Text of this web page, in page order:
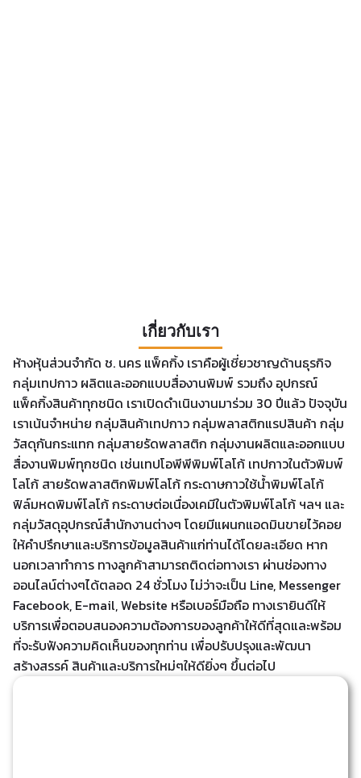
เกี่ยวกับเรา
ห้างหุ้นส่วนจำกัด ช. นคร แพ็คกิ้ง เราคือผู้เชี่ยวชาญด้านธุรกิจ
กลุ่มเทปกาว ผลิตและออกแบบสื่องานพิมพ์ รวมถึง อุปกรณ์
แพ็คกิ้งสินค้าทุกชนิด เราเปิดดำเนินงานมาร่วม 30 ปีแล้ว ปัจจุบัน
เราเน้นจำหน่าย กลุ่มสินค้าเทปกาว กลุ่มพลาสติกแรปสินค้า กลุ่ม
วัสดุกันกระแทก กลุ่มสายรัดพลาสติก กลุ่มงานผลิตและออกแบบ
สื่องานพิมพ์ทุกชนิด เช่นเทปโอพีพีพิมพ์โลโก้ เทปกาวในตัวพิมพ์
โลโก้ สายรัดพลาสติกพิมพ์โลโก้ กระดาษกาวใช้น้ำพิมพ์โลโก้
ฟิล์มหดพิมพ์โลโก้ กระดาษต่อเนื่องเคมีในตัวพิมพ์โลโก้ ฯลฯ และ
กลุ่มวัสดุอุปกรณ์สำนักงานต่างๆ โดยมีแผนกแอดมินขายไว้คอย
ให้คำปรึกษาและบริการข้อมูลสินค้าแก่ท่านได้โดยละเอียด หาก
นอกเวลาทำการ ทางลูกค้าสามารถติดต่อทางเรา ผ่านช่องทาง
ออนไลน์ต่างๆได้ตลอด 24 ชั่วโมง ไม่ว่าจะเป็น Line, Messenger
Facebook, E-mail, Website หรือเบอร์มือถือ ทางเรายินดีให้
บริการเพื่อตอบสนองความต้องการของลูกค้าให้ดีที่สุดและพร้อม
ที่จะรับฟังความคิดเห็นของทุกท่าน เพื่อปรับปรุงและพัฒนา
สร้างสรรค์ สินค้าและบริการใหม่ๆให้ดียิ่งๆ ขึ้นต่อไป